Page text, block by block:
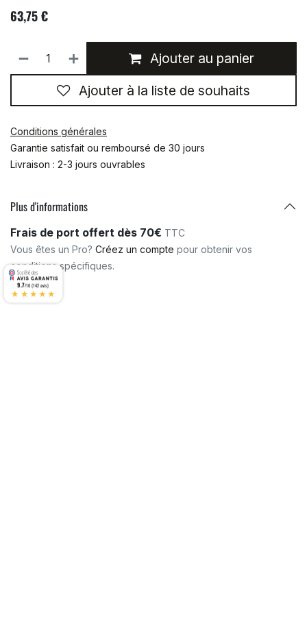
63,75€
Ajouter au panier
Ajouter à la liste de souhaits
Conditions générales
Garantie satisfait ou remboursé de 30 jours
Livraison : 2-3 jours ouvrables
Plus d'informations
Frais de port offert dès 70€ TTC
Vous êtes un Pro? Créez un compte pour obtenir vos
conditions spécifiques.
9.7/10 (142 avis)
★★★★★